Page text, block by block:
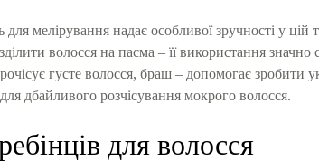
для мелірування надає особливої зручності у цій
волосся на пасма – її використання
густе волосся, браш – допомогає зробити
дбайливого розчісування мокрого волосся.
для волосся